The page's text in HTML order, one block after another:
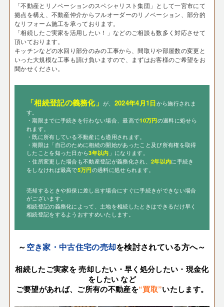
「不動産とリノベーションのスペシャリスト集団」として一宮市にて
拠点を構え、不動産仲介からフルオーダーのリノベーション、部分的
なリフォーム施工を承っております。
「相続したご実家を活用したい！」などのご相談も数多く対応させて
頂いております。
キッチンなどの水回り部分のみの工事から、間取りや部屋数の変更と
いった大規模な工事も請け負いますので、まずはお客様のご希望をお
聞かせください。
「相続登記の義務化」が、 2024年4月1日から施行されま
す。
・期限までに手続きを行わない場合、最高で10万円の過料に処せら
れます。
・既に所有している不動産にも適用されます。
・期限は「自己のために相続の開始があったこと及び所有権を取得
したことを知った日から3年以内 」になります。
・住所変更した場合も不動産登記が義務化され、 2年以内に手続き
をしなければ最高で5万円の過料に処せられます。
売却するときや担保に差し出す場合にすぐに手続きができない場合
がございます。
相続登記の義務化によって、土地を相続したときはできるだけ早く
相続登記をするようおすすめいたします。
～空き家・中古住宅の売却を検討されている方へ～
相続したご実家を 売却したい・早く処分したい・現金化
をしたい など
ご要望があれば、ご所有の不動産を“買取”いたします。